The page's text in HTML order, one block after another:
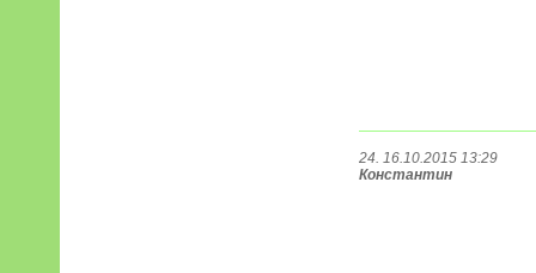
24. 16.10.2015 13:29
Константин